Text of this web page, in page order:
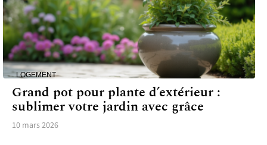
LOGEMENT
Grand pot pour plante d’extérieur :
sublimer votre jardin avec grâce
10 mars 2026